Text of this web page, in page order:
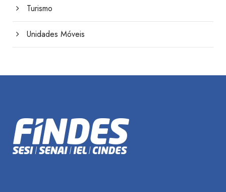
Turismo
Unidades Móveis